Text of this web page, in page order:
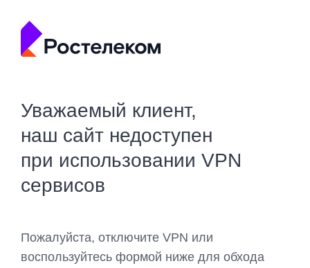
Уважаемый клиент,
наш сайт недоступен
при использовании VPN
сервисов
Пожалуйста, отключите VPN или
воспользуйтесь формой ниже для обхода